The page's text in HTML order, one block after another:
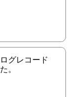
グレコード
。